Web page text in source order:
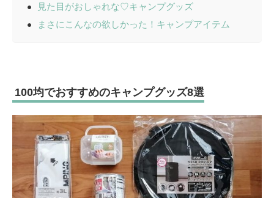
見た目がおしゃれな♡キャンプグッズ
まさにこんなの欲しかった！キャンプアイテム
100均でおすすめのキャンプグッズ8選